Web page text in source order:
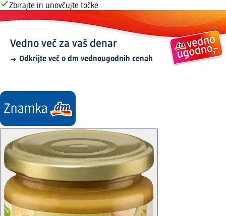
Zbirajte in unovčujte točke
Vedno več za vaš denar
Odkrijte več o dm vednougodnih cenah